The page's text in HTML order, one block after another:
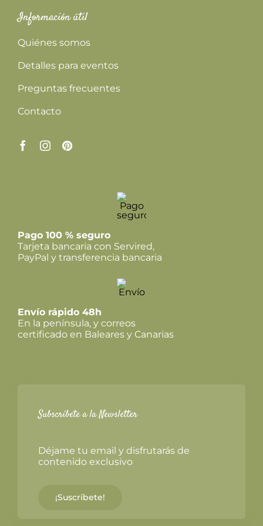
Información útil
Quiénes somos
Detalles para eventos
Preguntas frecuentes
Contacto
Pago 100 % seguro
Tarjeta bancaria con Servired,
PayPal y transferencia bancaria
Envío rápido 48h
En la península, y correos
certificado en Baleares y Canarias
Subscríbete a la Newsletter
Déjame tu email y disfrutarás de
contenido exclusivo
¡Suscríbete!